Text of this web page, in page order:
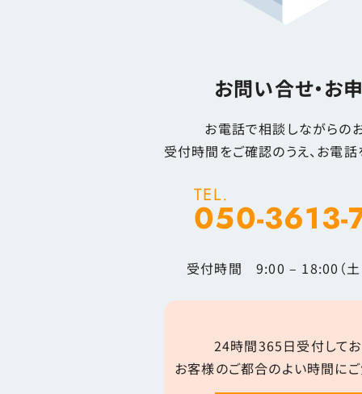
お問い合せ・お
お電話で相談しながらの
受付時間をご確認のうえ、お電話
TEL.
050-3613-
受付時間 9:00 – 18:00（土
24時間365日受付してお
お客様のご都合のよい時間にご